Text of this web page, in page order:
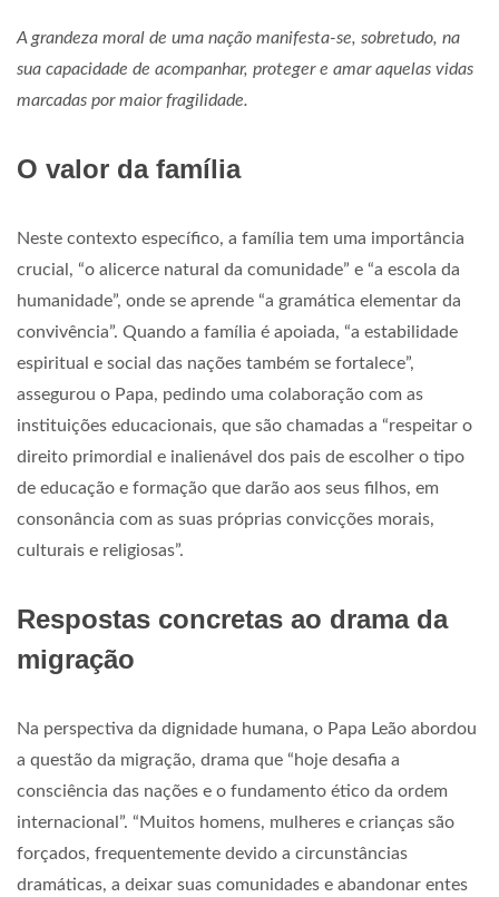
A grandeza moral de uma nação manifesta-se, sobretudo, na
sua capacidade de acompanhar, proteger e amar aquelas vidas
marcadas por maior fragilidade.
O valor da família
Neste contexto específico, a família tem uma importância
crucial, “o alicerce natural da comunidade” e “a escola da
humanidade”, onde se aprende “a gramática elementar da
convivência”. Quando a família é apoiada, “a estabilidade
espiritual e social das nações também se fortalece”,
assegurou o Papa, pedindo uma colaboração com as
instituições educacionais, que são chamadas a “respeitar o
direito primordial e inalienável dos pais de escolher o tipo
de educação e formação que darão aos seus filhos, em
consonância com as suas próprias convicções morais,
culturais e religiosas”.
Respostas concretas ao drama da
migração
Na perspectiva da dignidade humana, o Papa Leão abordou
a questão da migração, drama que “hoje desafia a
consciência das nações e o fundamento ético da ordem
internacional”. “Muitos homens, mulheres e crianças são
forçados, frequentemente devido a circunstâncias
dramáticas, a deixar suas comunidades e abandonar entes